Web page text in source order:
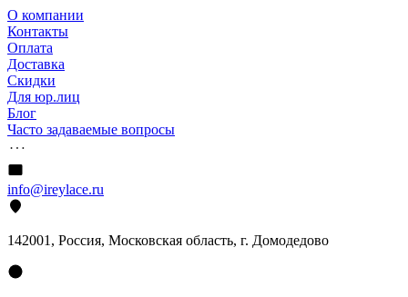
О компании
Контакты
Оплата
Доставка
Скидки
Для юр.лиц
Блог
Часто задаваемые вопросы
info@ireylace.ru
142001 , Россия, Московская область, г. Домодедово